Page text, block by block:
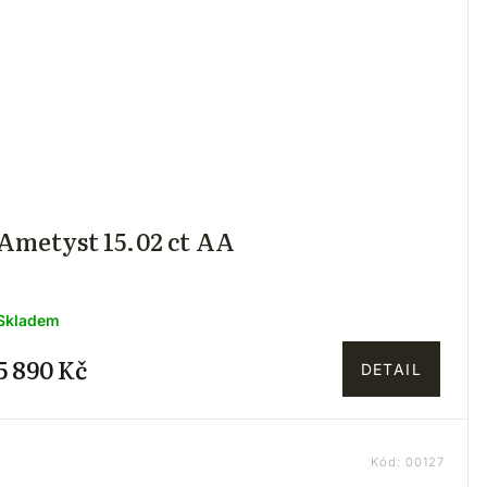
15.02 ct AA
890 Kč DETAIL
Kód: 00127